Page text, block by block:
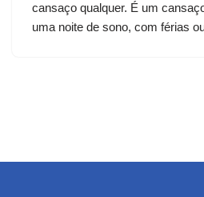
cansaço qualquer. É um
uma noite de sono, com férias